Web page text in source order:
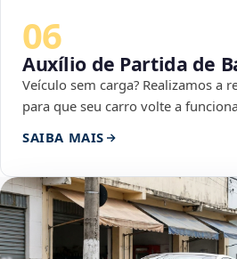
06
Auxílio de Partida de
Veículo sem carga? Realizamos a
para que seu carro volte a
SAIBA MAIS